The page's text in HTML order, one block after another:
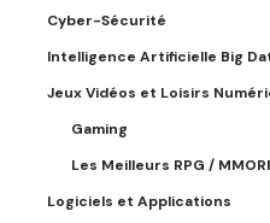
Cyber-Sécurité
Intelligence Artificielle Big
Jeux Vidéos et Loisirs
Gaming
Les Meilleurs RPG /
Logiciels et Applications